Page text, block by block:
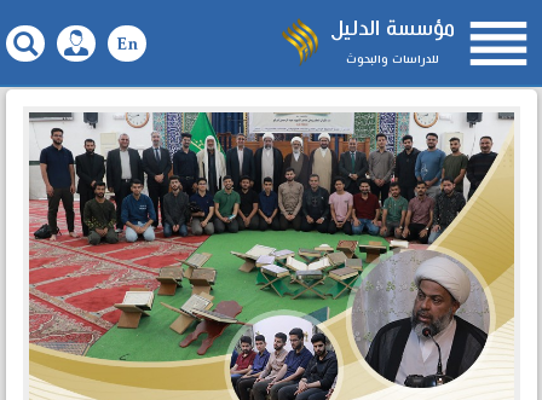
مؤسسة الدليل
للدراسات والبحوث 